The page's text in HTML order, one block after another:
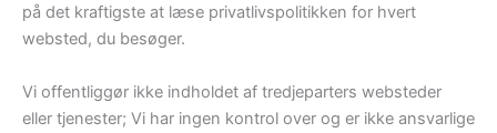
på det kraftigste at læse privatlivspolitikken for hvert
websted, du besøger.
Vi offentliggør ikke indholdet af tredjeparters websteder
eller tjenester; Vi har ingen kontrol over og er ikke ansvarlige